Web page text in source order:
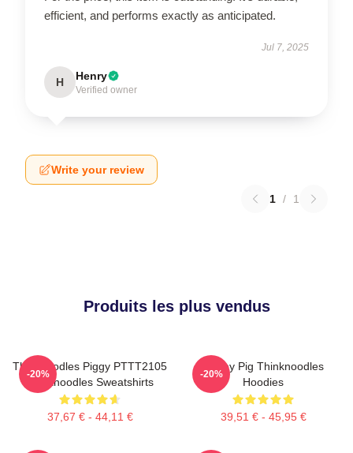
efficient, and performs exactly as anticipated.
Jul 7, 2025
H Henry
Verified owner
Write your review
1 / 1
Produits les plus vendus
Thinknoodles Piggy PTTT2105
Thinknoodles Sweatshirts
37,67 € - 44,11 €
-20%
Honey Pig Thinknoodles
Hoodies
39,51 € - 45,95 €
-20%